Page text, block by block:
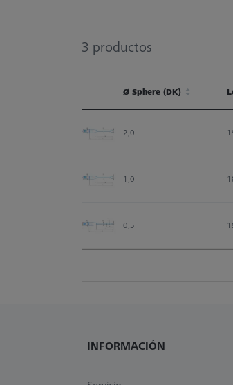
3 productos
Ø Sphere (DK)
2,0
1,0
0,5
INFORMACIÓN